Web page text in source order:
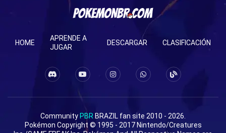
HOME
APRENDE A
JUGAR
DESCARGAR CLASIFICACIÓN
Community PBR BRAZIL fan site 2010 - 2026.
Pokémon Copyright © 1995 - 2017 Nintendo/Creatures